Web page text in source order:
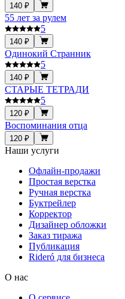
140 ₽
55 лет за рулем
5
140 ₽
Одинокий Странник
5
140 ₽
СТАРЫЕ ТЕТРАДИ
5
120 ₽
Воспоминания отца
120 ₽
Наши услуги
Офлайн-продажи
Простая верстка
Ручная верстка
Буктрейлер
Корректор
Дизайнер обложки
Заказ тиража
Публикация
Rideró для бизнеса
О нас